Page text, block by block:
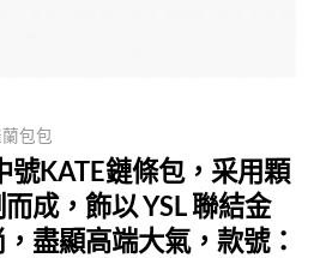
包包
號KATE鏈條包，采用顆
成，飾以 YSL 聯結金
盡顯高端大氣，款號：